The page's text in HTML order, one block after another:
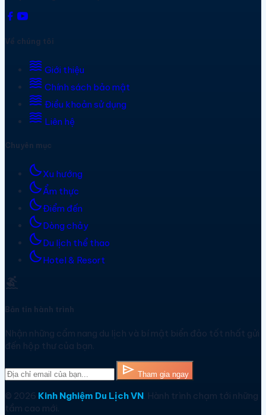
Về chúng tôi
waves Giới thiệu
waves Chính sách bảo mật
waves Điều khoản sử dụng
waves Liên hệ
Chuyên mục
bedtimeXu hướng
bedtimeẨm thực
bedtimeĐiểm đến
bedtimeDòng chảy
bedtimeDu lịch thể thao
bedtimeHotel & Resort
surfing
Bản tin hành trình
Nhận những cẩm nang du lịch và bí mật biển đảo tốt nhất gửi
đến hộp thư của bạn.
send Tham gia ngay
© 2026 Kinh Nghiệm Du Lịch VN. Hành trình chạm tới những
tầm cao mới.